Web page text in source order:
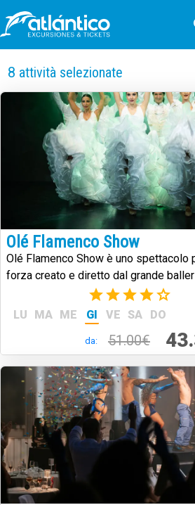
8 attività selezionate
Olé Flamenco Show
Olé Flamenco Show è uno spettacolo
forza creato e diretto dal grande
(3)
LU MA ME GI VE SA DO
da: 51.00€